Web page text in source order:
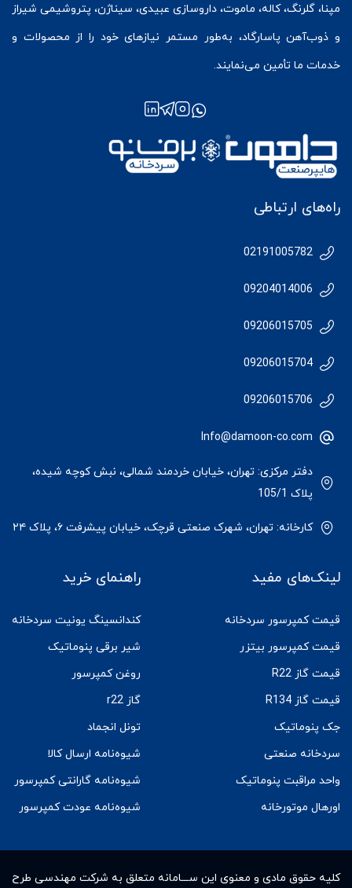
مپنا، گلرنگ، کاله، ماموت، داروسازی عبیدی، سیناژن، پتروشیمی شیراز
و ذوب‌آهن پاسارگاد، به‌طور مستمر نیازهای خود را از محصولات و
خدمات ما تأمین می‌نمایند.
راه‌های ارتباطی
02191005782
09204014006
09206015705
09206015704
09206015706
Info@damoon-co.com
دفتر مرکزی: تهران، خیابان خردمند شمالی، نبش کوچه شیده،
پلاک 105/1
کارخانه: تهران، شهرک صنعتی قرچک، خیابان پیشرفت ۶، پلاک ۲۴
لینک‌های مفید
قیمت کمپرسور سردخانه
قیمت کمپرسور بیتزر
قیمت گاز R22
قیمت گاز R134
جک پنوماتیک
سردخانه صنعتی
واحد مراقبت پنوماتیک
اورهال موتورخانه
راهنمای خرید
کندانسینگ یونیت سردخانه
شیر برقی پنوماتیک
روغن کمپرسور
گاز r22
تونل انجماد
شیوه‌نامه ارسال کالا
شیوه‌نامه گارانتی کمپرسور
شیوه‌نامه عودت کمپرسور
کلیه حقوق مادى و معنوى این ســـامانه متعلق به شرکت مهندسی طرح